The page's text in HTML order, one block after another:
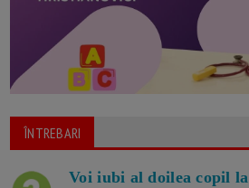
ÎNTREBARI
Voi iubi al doilea copil